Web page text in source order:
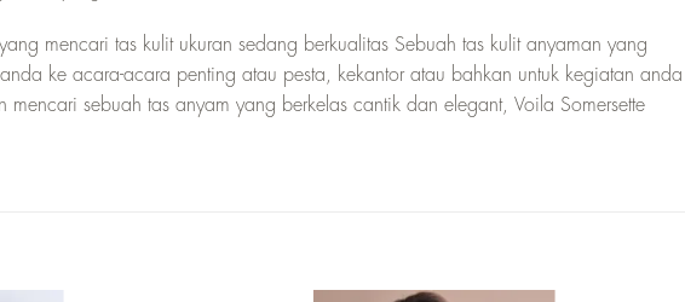
mencari tas kulit ukuran sedang berkualitas Sebuah tas kulit anyaman yang
ke acara-acara penting atau pesta, kekantor atau bahkan untuk kegiatan anda
mencari sebuah tas anyam yang berkelas cantik dan elegant, Voila Somersette